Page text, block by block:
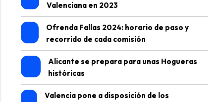
Valenciana en 2023
Ofrenda Fallas 2024: horario de paso y
recorrido de cada comisión
Alicante se prepara para unas Hogueras
históricas
Valencia pone a disposición de los